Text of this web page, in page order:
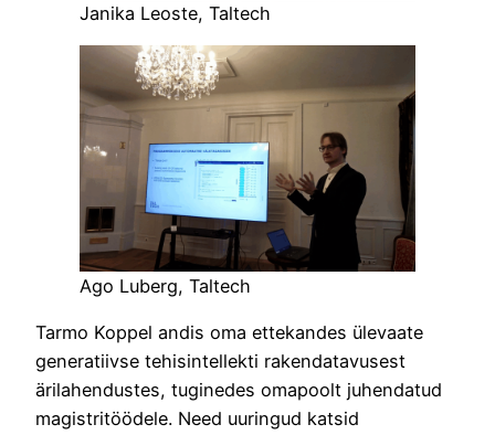
Janika Leoste, Taltech
Ago Luberg, Taltech
Tarmo Koppel andis oma ettekandes ülevaate
generatiivse tehisintellekti rakendatavusest
ärilahendustes, tuginedes omapoolt juhendatud
magistritöödele. Need uuringud katsid